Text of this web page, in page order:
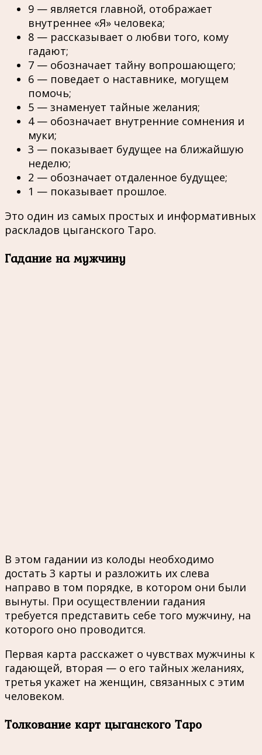
9 — является главной, отображает
внутреннее «Я» человека;
8 — рассказывает о любви того, кому
гадают;
7 — обозначает тайну вопрошающего;
6 — поведает о наставнике, могущем
помочь;
5 — знаменует тайные желания;
4 — обозначает внутренние сомнения и
муки;
3 — показывает будущее на ближайшую
неделю;
2 — обозначает отдаленное будущее;
1 — показывает прошлое.
Это один из самых простых и информативных
раскладов цыганского Таро.
Гадание на мужчину
В этом гадании из колоды необходимо
достать 3 карты и разложить их слева
направо в том порядке, в котором они были
вынуты. При осуществлении гадания
требуется представить себе того мужчину, на
которого оно проводится.
Первая карта расскажет о чувствах мужчины к
гадающей, вторая — о его тайных желаниях,
третья укажет на женщин, связанных с этим
человеком.
Толкование карт цыганского Таро